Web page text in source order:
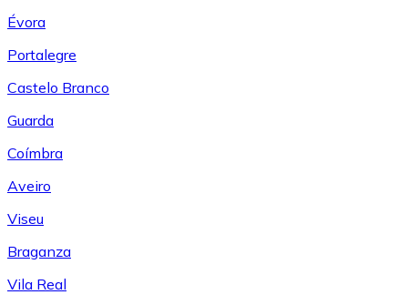
Évora
Portalegre
Castelo Branco
Guarda
Coímbra
Aveiro
Viseu
Braganza
Vila Real